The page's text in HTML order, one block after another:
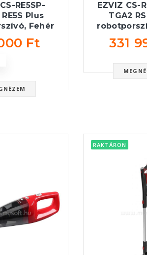
RE5SP-
Plus
Fehér
Ft
EZVIZ CS-
TGA2
331
RAKTÁRON